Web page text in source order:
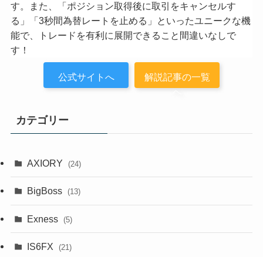
す。また、「ポジション取得後に取引をキャンセルす
る」「3秒間為替レートを止める」といったユニークな機
能で、トレードを有利に展開できること間違いなしで
す！
公式サイトへ
解説記事の一覧
へ
カテゴリー
AXIORY (24)
BigBoss (13)
Exness (5)
IS6FX (21)